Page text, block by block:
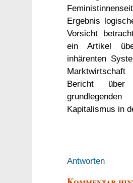
Ergebnis
Vorsicht
ein Artikel
inhärenten
Bericht
Kapitalismus in
Antworten